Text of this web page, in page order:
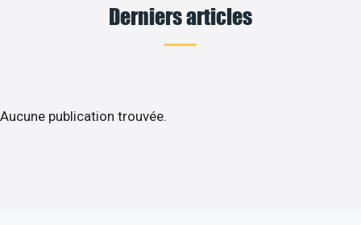
Derniers articles
Aucune publication trouvée.